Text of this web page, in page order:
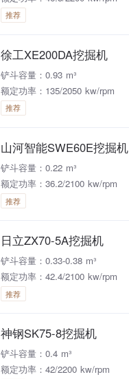
推荐
徐工XE200DA挖掘机
铲斗容量：0.93 m³
额定功率：135/2050 kw/rpm
推荐
山河智能SWE60E挖掘机
铲斗容量：0.22 m³
额定功率：36.2/2100 kw/rpm
推荐
日立ZX70-5A挖掘机
铲斗容量：0.33-0.38 m³
额定功率：42.4/2100 kw/rpm
推荐
神钢SK75-8挖掘机
铲斗容量：0.4 m³
额定功率：42/2200 kw/rpm